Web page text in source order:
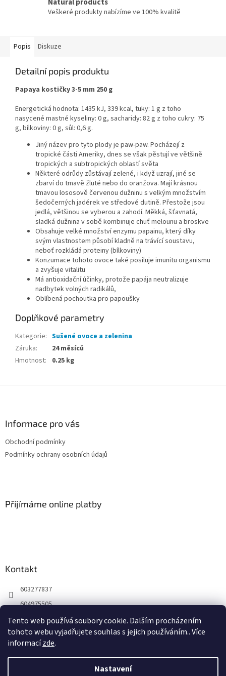
Tento web používá soubory cookie. Dalším procházením
tohoto webu vyjadřujete souhlas s jejich používáním.. Více
informacízde.
Nastavení
Veškeré produkty nabízíme ve 100% kvalitě
Popis Diskuze
Detailní popis produktu
Papaya kostičky 3-5 mm 250 g
Energetická hodnota: 1435 kJ, 339 kcal, tuky: 1 g z toho
nasycené mastné kyseliny: 0 g, sacharidy: 82 g z toho cukry: 75
g, bílkoviny: 0 g, sůl: 0,6 g.
Jiný název pro tyto plody je paw-paw. Pocházejí z
tropické části Ameriky, dnes se však pěstují ve většině
tropických a subtropických oblastí světa
Některé odrůdy zůstávají zelené, i když uzrají, jiné se
zbarví do tmavě žluté nebo do oranžova. Mají krásnou
tmavou lososově červenou dužninu s velkým množstvím
šedočerných jadérek ve středové dutině. Přestože jsou
jedlá, většinou se vyberou a zahodí. Měkká, šťavnatá,
sladká dužnina v sobě kombinuje chuť melounu a broskve
Obsahuje velké množství enzymu papainu, který díky
svým vlastnostem působí kladně na trávící soustavu,
neboť rozkládá proteiny (bílkoviny)
Konzumace tohoto ovoce také posiluje imunitu organismu
a zvyšuje vitalitu
Má antioxidační účinky, protože papája neutralizuje
nadbytek volných radikálů,
Oblíbená pochoutka pro papoušky
Doplňkové parametry
Kategorie: Sušené ovoce a zelenina
Záruka:
24 měsíců
Hmotnost: 0.25 kg
Informace pro vás
Obchodní podmínky
Podmínky ochrany osobních údajů
Přijímáme online platby
Kontakt
603277837
604975505
https://www.facebook.com/profile.php?id=61565939862715
propapouska?igsh=mws5dzy4amzqmxlqeg%3d%3d
Vytvořil Shoptet